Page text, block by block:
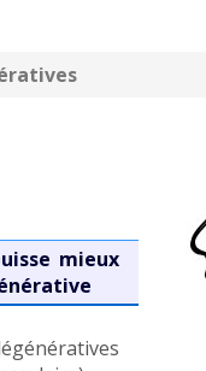
mieux